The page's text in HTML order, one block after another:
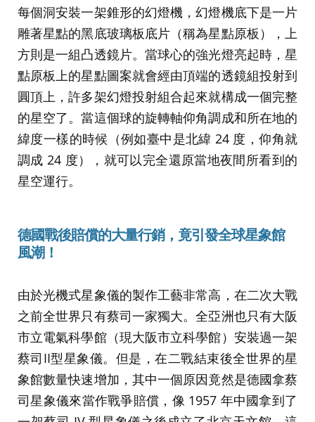
每個洞安裝一架錐形的幻燈機，幻燈機底下是一片
雕著星點的黑底玻璃板底片（稱為星點原板），上
方則是一組凸透鏡片。當球心的強光燈亮起時，星
點原板上的星點圖案就會經由頂端的透鏡組投射到
圓頂上，許多架幻燈投射組合起來就構成一個完整
的星空了。當這個球的旋轉軸仰角調成和所在地的
緯度一樣的時候（例如臺中是北緯 24 度，仰角就
調成 24 度），就可以完全還原當地夜間所看到的
星空運行。
德國戰後賠償的大量行銷，竟引發全球星象館
風潮 ！
由於光機式星象儀的製作工藝非常高，在二次大戰
之前全世界只有蔡司一家獨大。全亞洲也只有大阪
市立電氣科學館（現大阪市立科學館）安裝過一架
蔡司II型星象儀。但是，在二戰結束後全世界的星
象館數量快速增加，其中一個原因竟然是德國拿蔡
司星象儀來當作戰爭賠償，像 1957 年中國拿到了